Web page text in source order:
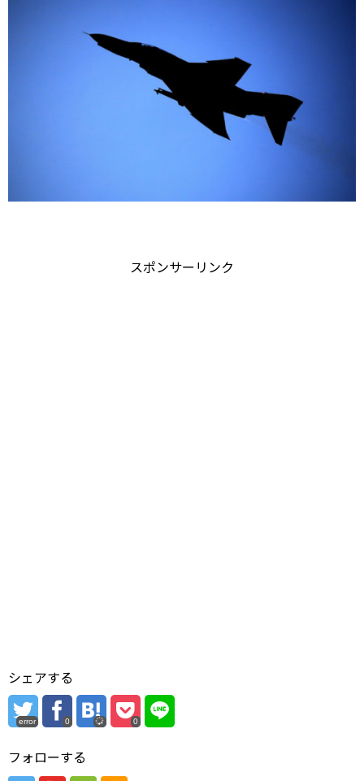
スポンサーリンク
シェアする
error 0 0
フォローする